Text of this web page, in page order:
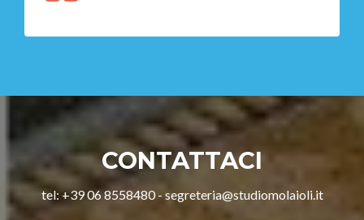
CONTATTACI
tel: +39 06 8558480 - segreteria@studiomolaioli.it